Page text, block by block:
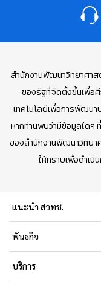
สำนักงานพัฒนาวิทยาศาส
ของรัฐที่จัดตั้งขึ้นเพื่อ
เทคโนโลยีเพื่อการพัฒนา
หากท่านพบว่ามีข้อมูลใดๆ
ของสำนักงานพัฒนาวิทยา
ให้ทราบเพื่อดำเ
แนะนำ สวทช.
พันธกิจ
บริการ